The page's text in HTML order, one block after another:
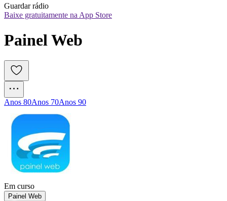
Guardar rádio
Baixe gratuitamente na App Store
Painel Web
Anos 80Anos 70Anos 90
Em curso
Painel Web